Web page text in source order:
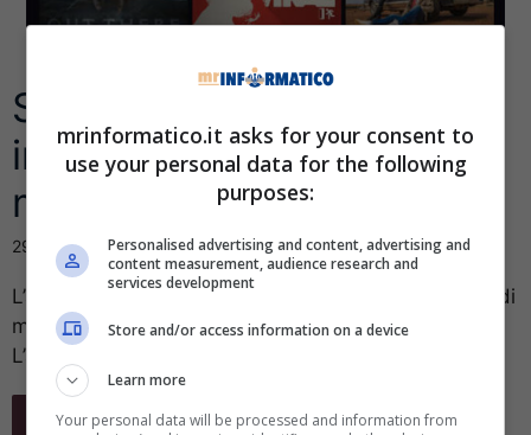
Studio+, la nuova app per
ingannare il tempo con
mini-video da 10 minuti
29 Novembre 2016
L’app, già diffusa in America Latina, è una raccolta di
mini-serie con 10 episodi da 10 minuti l’uno.
L’applicazione, progettata da ...
Leggi Tutto
mrinformatico.it asks for your consent to
use your personal data for the following
purposes:
Personalised advertising and content, advertising and
content measurement, audience research and
services development
Store and/or access information on a device
Learn more
Your personal data will be processed and information from